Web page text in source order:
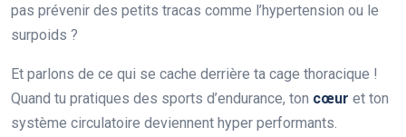
pas prévenir des petits tracas comme l’hypertension ou le
surpoids ?
Et parlons de ce qui se cache derrière ta cage thoracique !
Quand tu pratiques des sports d’endurance, ton cœur et ton
système circulatoire deviennent hyper performants.